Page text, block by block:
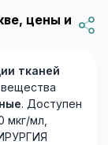
цены и
тканей
. Доступен
мкг/мл,